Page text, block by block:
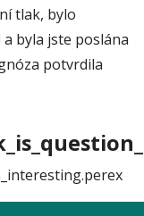
tlak, bylo
byla jste poslána
potvrdila